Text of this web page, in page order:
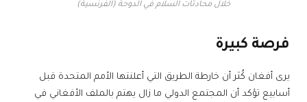
خلال محادثات السلام في الدوحة (الفرنسية)
فرصة كبيرة
يرى أفغان كُثر أن خارطة الطريق التي أعلنتها الأمم المتحدة قبل
أسابيع تؤكد أن المجتمع الدولي ما زال يهتم بالملف الأفغاني في